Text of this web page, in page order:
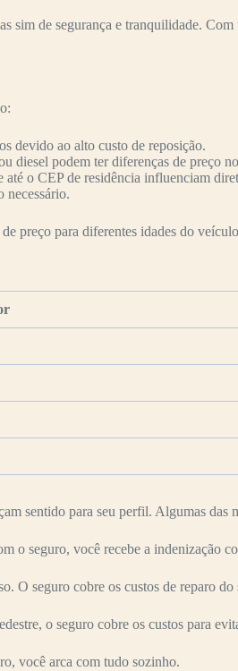
sim de segurança e tranquilidade.
devido ao alto custo de reposição.
diesel podem ter diferenças de preço
o CEP de residência influenciam
necessário.
preço para diferentes idades do
sentido para seu perfil. Algumas das
o seguro, você recebe a indenização
O seguro cobre os custos de reparo do
o seguro cobre os custos para
você arca com tudo sozinho.